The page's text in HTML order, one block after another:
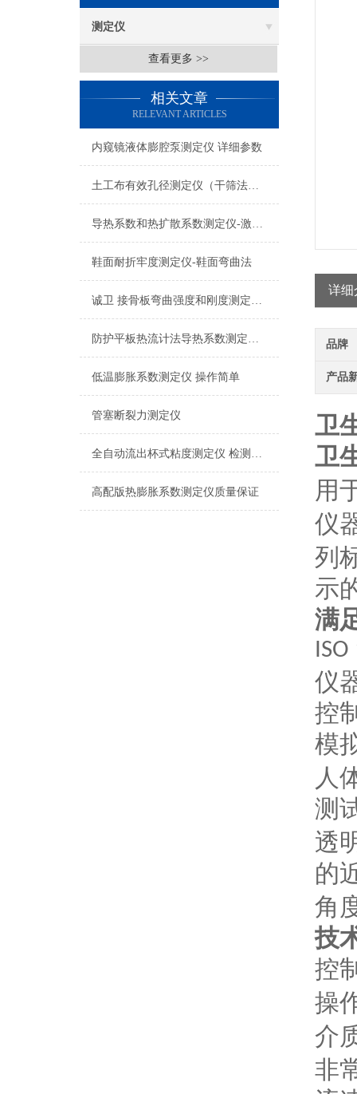
测定仪
查看更多 >>
相关文章
RELEVANT ARTICLES
内窥镜液体膨腔泵测定仪 详细参数
土工布有效孔径测定仪（干筛法） 满足标准
导热系数和热扩散系数测定仪-激光闪光法
鞋面耐折牢度测定仪-鞋面弯曲法
诚卫 接骨板弯曲强度和刚度测定仪 使用防范
防护平板热流计法导热系数测定仪 检测准确
低温膨胀系数测定仪 操作简单
管塞断裂力测定仪
全自动流出杯式粘度测定仪 检测准确
高配版热膨胀系数测定仪质量保证
详细
品牌
产品
卫
卫
用
仪
列
示
满
仪
控
模
人
测
透
的
角
技
控
操
介
非